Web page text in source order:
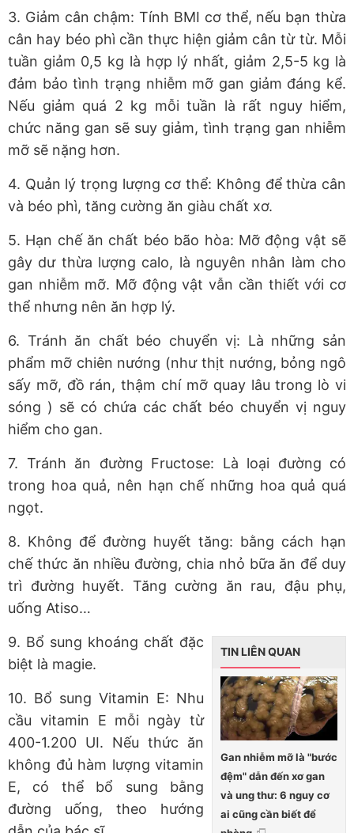
3. Giảm cân chậm: Tính BMI cơ thể, nếu bạn thừa
cân hay béo phì cần thực hiện giảm cân từ từ. Mỗi
tuần giảm 0,5 kg là hợp lý nhất, giảm 2,5-5 kg là
đảm bảo tình trạng nhiễm mỡ gan giảm đáng kể.
Nếu giảm quá 2 kg mỗi tuần là rất nguy hiểm,
chức năng gan sẽ suy giảm, tình trạng gan nhiễm
mỡ sẽ nặng hơn.
4. Quản lý trọng lượng cơ thể: Không để thừa cân
và béo phì, tăng cường ăn giàu chất xơ.
5. Hạn chế ăn chất béo bão hòa: Mỡ động vật sẽ
gây dư thừa lượng calo, là nguyên nhân làm cho
gan nhiễm mỡ. Mỡ động vật vẫn cần thiết với cơ
thể nhưng nên ăn hợp lý.
6. Tránh ăn chất béo chuyển vị: Là những sản
phẩm mỡ chiên nướng (như thịt nướng, bỏng ngô
sấy mỡ, đồ rán, thậm chí mỡ quay lâu trong lò vi
sóng ) sẽ có chứa các chất béo chuyển vị nguy
hiểm cho gan.
7. Tránh ăn đường Fructose: Là loại đường có
trong hoa quả, nên hạn chế những hoa quả quá
ngọt.
8. Không để đường huyết tăng: bằng cách hạn
chế thức ăn nhiều đường, chia nhỏ bữa ăn để duy
trì đường huyết. Tăng cường ăn rau, đậu phụ,
uống Atiso…
TIN LIÊN QUAN
Gan nhiễm mỡ là "bước
đệm" dẫn đến xơ gan
và ung thư: 6 nguy cơ
ai cũng cần biết để
9. Bổ sung khoáng chất đặc
biệt là magie.
10. Bổ sung Vitamin E: Nhu
cầu vitamin E mỗi ngày từ
400-1.200 UI. Nếu thức ăn
không đủ hàm lượng vitamin
E, có thể bổ sung bằng
đường uống, theo hướng